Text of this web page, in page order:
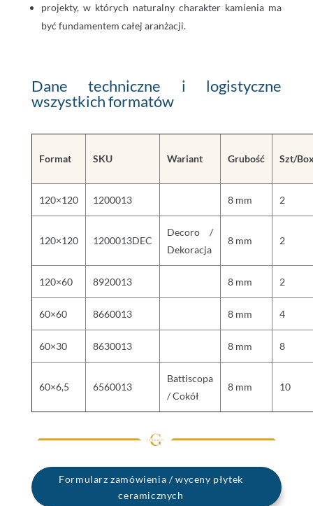
projekty, w których naturalny charakter kamienia ma
być fundamentem całej aranżacji.
Dane techniczne i logistyczne
wszystkich formatów
Format SKU Wariant Grubość Szt/
120×120 1200013 8 mm 2
120×120 1200013DEC
Decoro /
Dekoracja
8 mm 2
120×60 8920013 8 mm 2
60×60 8660013 8 mm 4
60×30 8630013 8 mm 8
60×6,5 6560013
Battiscopa
/ Cokół
8 mm 10
Formularz zamówienia / wyceny płytek
ceramicznych